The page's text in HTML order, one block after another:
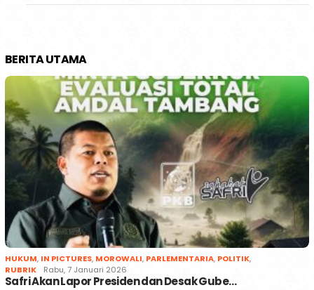
BERITA UTAMA
HUKUM, IN PICTURES, MOROWALI, PARLEMENTARIA, POLITIK,
RUBRIK
Rabu, 7 Januari 2026
Safri Akan Lapor Presiden dan Desak Gube…